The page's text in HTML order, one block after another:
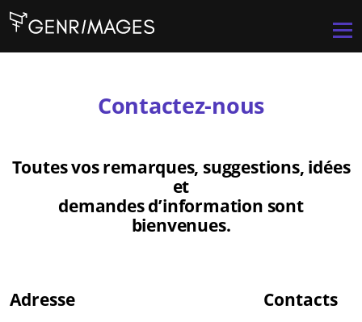
Contactez-nous
Toutes vos remarques, suggestions, idées
et
demandes d’information sont
bienvenues.
Adresse Contacts